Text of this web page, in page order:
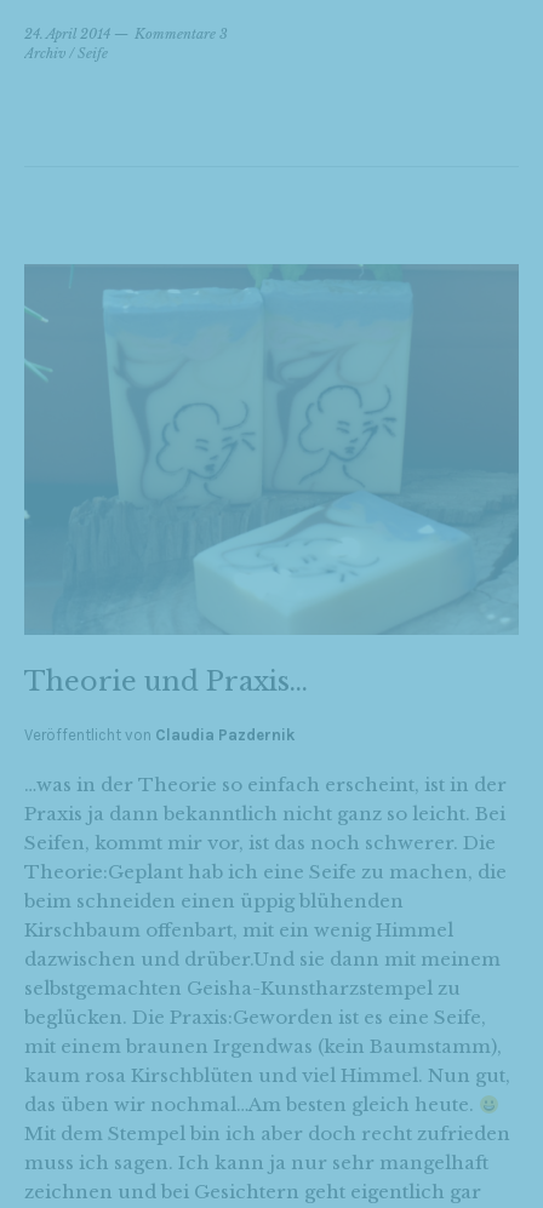
24. April 2014
Kommentare 3
Archiv /Seife
Theorie und Praxis…
Veröffentlicht von Claudia Pazdernik
…was in der Theorie so einfach erscheint, ist in der
Praxis ja dann bekanntlich nicht ganz so leicht. Bei
Seifen, kommt mir vor, ist das noch schwerer. Die
Theorie:Geplant hab ich eine Seife zu machen, die
beim schneiden einen üppig blühenden
Kirschbaum offenbart, mit ein wenig Himmel
dazwischen und drüber.Und sie dann mit meinem
selbstgemachten Geisha-Kunstharzstempel zu
beglücken. Die Praxis:Geworden ist es eine Seife,
mit einem braunen Irgendwas (kein Baumstamm),
kaum rosa Kirschblüten und viel Himmel. Nun gut,
das üben wir nochmal…Am besten gleich heute.
Mit dem Stempel bin ich aber doch recht zufrieden
muss ich sagen. Ich kann ja nur sehr mangelhaft
zeichnen und bei Gesichtern geht eigentlich gar